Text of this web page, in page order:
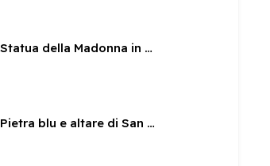
Statua della Madonna in una nicchia di San sabino
Pietra blu e altare di San Pietro